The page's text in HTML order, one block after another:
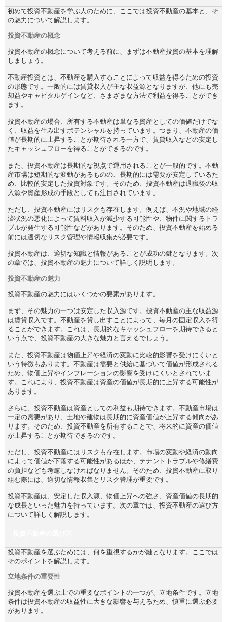
初めて投資不動産を学ぶ人のために、ここでは投資不動産の基本と、そ
の魅力について解説します。
投資不動産の概念
投資不動産の概念について考える前に、まずは不動産投資の基本を理解
しましょう。
不動産投資とは、不動産を購入することによって収益を得るための投資
の形態です。一般的には賃貸収入が主な収益源となりますが、他にも売
却益やキャピタルゲインなど、さまざまな方法で利益を得ることができ
ます。
投資不動産の場合、所有する不動産は単なる資産としての価値だけでな
く、収益を生み出すポテンシャルを持っています。つまり、不動産の価
値が長期的に上昇することが期待される一方で、賃貸収入などの安定し
たキャッシュフローを得ることができるのです。
また、投資不動産は長期的な視点で運用されることが一般的です。不動
産市場は短期的な変動があるものの、長期的には需要が安定しているた
め、比較的安定した投資対象です。そのため、投資不動産は退職後の収
入源や資産形成の手段としても注目されています。
ただし、投資不動産にはリスクも存在します。例えば、不況や地域の経
済状況の悪化によって賃料収入が減少する可能性や、物件に関するトラ
ブルが発生する可能性などがあります。そのため、投資不動産を始める
前には適切なリスク管理や情報収集が必要です。
投資不動産は、適切な知識と情報があることが成功の鍵となります。次
の章では、投資不動産の魅力について詳しく説明します。
投資不動産の魅力
投資不動産の魅力にはいくつかの要素があります。
まず、その魅力の一つは安定した収入源です。投資不動産の主な収益源
は賃貸収入です。不動産を貸し出すことによって、毎月の固定収入を得
ることができます。これは、長期的なキャッシュフローを期待できると
いう点で、投資不動産の大きな魅力と言えるでしょう。
また、投資不動産は物価上昇や経済の変動に比較的影響を受けにくいと
いう特徴もあります。不動産は需要と供給に基づいて価値が形成される
ため、物価上昇やインフレーションの影響を受けにくいとされていま
す。これにより、投資不動産は資産の価値が長期的に上昇する可能性が
あります。
さらに、投資不動産は資産としての利益も期待できます。不動産市場は
一定の需要があり、土地や建物は長期的に資産価値が上昇する傾向があ
ります。そのため、投資不動産を所有することで、将来的に資産の価値
が上昇することが期待できるのです。
ただし、投資不動産にはリスクも存在します。市場の変動や経済の動向
によって価値が下落する可能性があるほか、テナントトラブルや修繕費
の負担なども考慮しなければなりません。そのため、投資不動産に取り
組む際には、適切な情報収集とリスク管理が重要です。
投資不動産は、安定した収入源、物価上昇への強さ、資産価値の長期的
な成長といった魅力を持っています。次の章では、投資不動産の選び方
について詳しく解説します。
投資不動産を選ぶためには、何を重視するかが鍵となります。ここでは
そのポイントを解説します。
立地条件の重要性
投資不動産を選ぶ上での重要なポイントの一つが、立地条件です。立地
条件は投資不動産の収益性に大きな影響を与えるため、慎重に選ぶ必要
があります。